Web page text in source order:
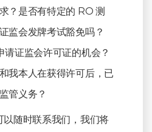
？是否有特定的 RO 测
监会发牌考试豁免吗？
证监会许可证的机会？
我本人在获得许可后，已
管义务？
随时联系我们，我们将